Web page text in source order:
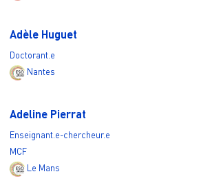
Adèle Huguet
Doctorant.e
Nantes
Adeline Pierrat
Enseignant.e-chercheur.e
MCF
Le Mans